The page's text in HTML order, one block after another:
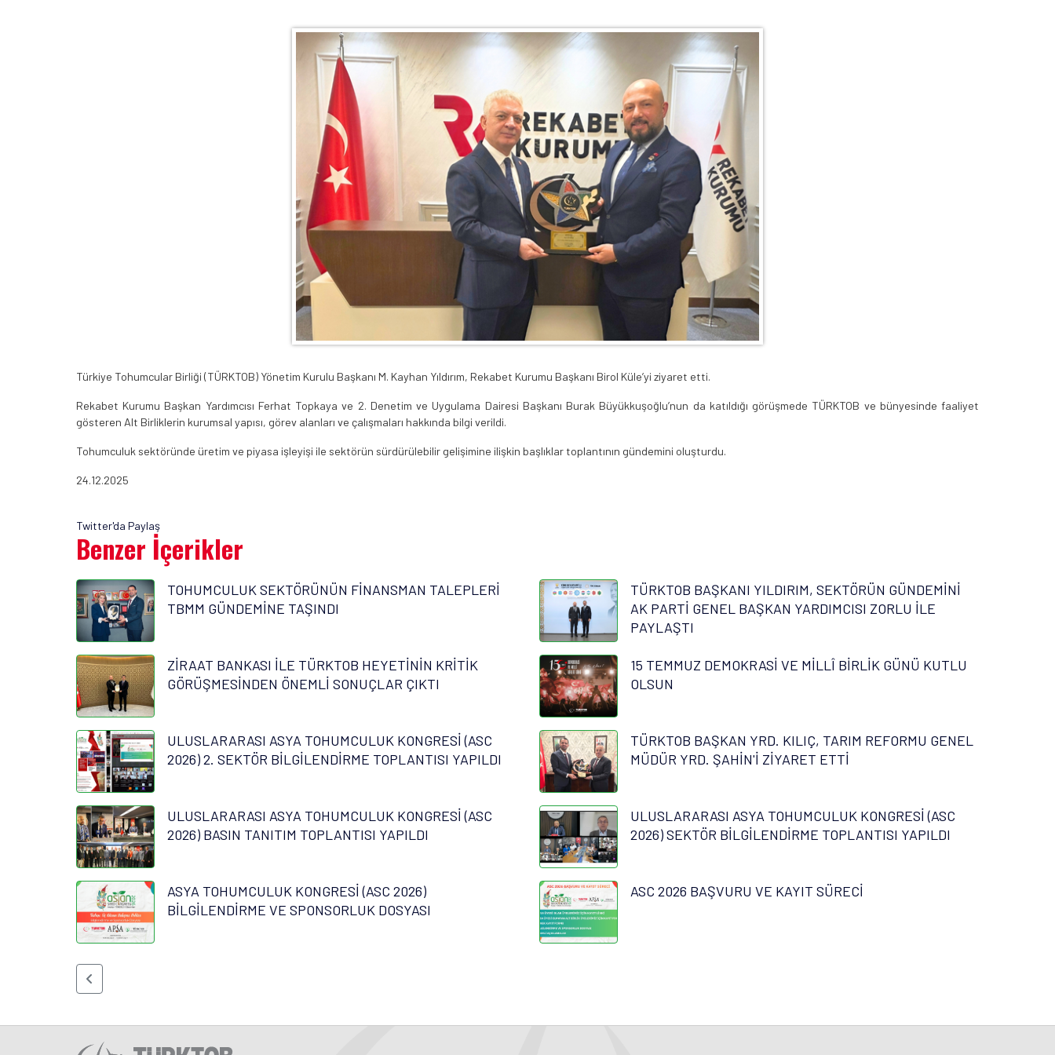
Türkiye Tohumcular Birliği (TÜRKTOB) Yönetim Kurulu Başkanı M. Kayhan Yıldırım, Rekabet Kurumu Başkanı Birol Küle’yi ziyaret etti.
Rekabet Kurumu Başkan Yardımcısı Ferhat Topkaya ve 2. Denetim ve Uygulama Dairesi Başkanı Burak Büyükkuşoğlu’nun da katıldığı görüşmede TÜRKTOB ve bünyesinde faaliyet
gösteren Alt Birliklerin kurumsal yapısı, görev alanları ve çalışmaları hakkında bilgi verildi.
Tohumculuk sektöründe üretim ve piyasa işleyişi ile sektörün sürdürülebilir gelişimine ilişkin başlıklar toplantının gündemini oluşturdu.
24.12.2025
Twitter'da Paylaş
Benzer İçerikler
TOHUMCULUK SEKTÖRÜNÜN FİNANSMAN TALEPLERİ
TBMM GÜNDEMİNE TAŞINDI
TÜRKTOB BAŞKANI YILDIRIM, SEKTÖRÜN GÜNDEMİNİ
AK PARTİ GENEL BAŞKAN YARDIMCISI ZORLU İLE
PAYLAŞTI
ZİRAAT BANKASI İLE TÜRKTOB HEYETİNİN KRİTİK
GÖRÜŞMESİNDEN ÖNEMLİ SONUÇLAR ÇIKTI
15 TEMMUZ DEMOKRASİ VE MİLLÎ BİRLİK GÜNÜ KUTLU
OLSUN
ULUSLARARASI ASYA TOHUMCULUK KONGRESİ (ASC
2026) 2. SEKTÖR BİLGİLENDİRME TOPLANTISI YAPILDI
TÜRKTOB BAŞKAN YRD. KILIÇ, TARIM REFORMU GENEL
MÜDÜR YRD. ŞAHİN'İ ZİYARET ETTİ
ULUSLARARASI ASYA TOHUMCULUK KONGRESİ (ASC
2026) BASIN TANITIM TOPLANTISI YAPILDI
ULUSLARARASI ASYA TOHUMCULUK KONGRESİ (ASC
2026) SEKTÖR BİLGİLENDİRME TOPLANTISI YAPILDI
ASYA TOHUMCULUK KONGRESİ (ASC 2026)
BİLGİLENDİRME VE SPONSORLUK DOSYASI
ASC 2026 BAŞVURU VE KAYIT SÜRECİ